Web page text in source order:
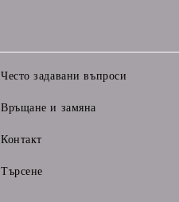
Често задавани въпроси
Връщане и замяна
Контакт
Търсене